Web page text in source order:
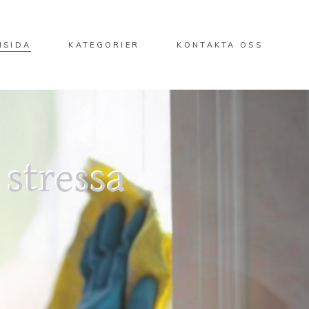
KATEGORIER KONTAKTA OSS